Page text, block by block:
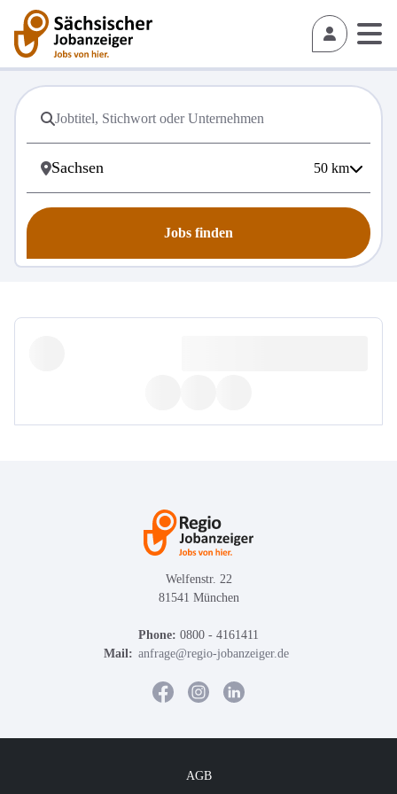
50 km
Jobs finden
Welfenstr. 22
81541 München
Phone: 0800 - 4161411
Mail: anfrage@regio-jobanzeiger.de
AGB